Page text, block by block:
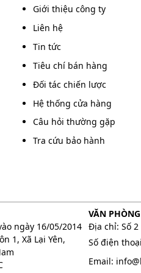
Giới thiệu công ty
Liên hệ
Tin tức
Tiêu chí bán hàng
Đối tác chiến lược
Hệ thống cửa hàng
Câu hỏi thường gặp
Tra cứu bảo hành
ngày 16/05/2014
1, Xã Lại Yên,
VĂN
Địa chỉ: Số
Số điện
Email: